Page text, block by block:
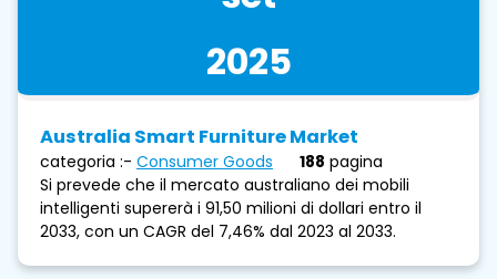
2025
Australia Smart Furniture Market
categoria :- Consumer Goods 188 pagina
Si prevede che il mercato australiano dei mobili
intelligenti supererà i 91,50 milioni di dollari entro il
2033, con un CAGR del 7,46% dal 2023 al 2033.